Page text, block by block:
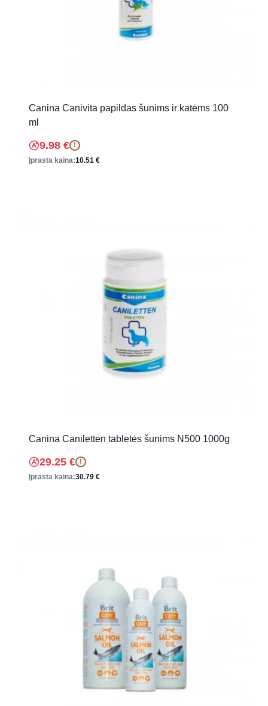
Canina Canivita papildas šunims ir katėms 100
ml
9.98 € !
Įprasta kaina:10.51 €
Canina Caniletten tabletės šunims N500 1000g
29.25 € !
Įprasta kaina:30.79 €